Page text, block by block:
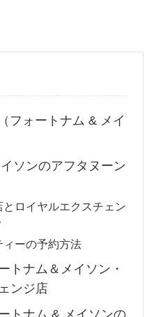
フォートナム & メイ
ソンのアフタヌーン
とロイヤルエクスチェン
ィーの予約方法
トナム＆メイソン・
ンジ店